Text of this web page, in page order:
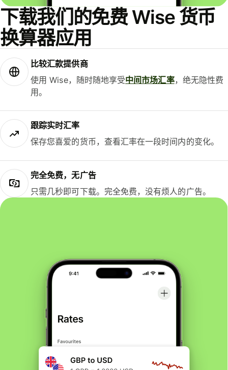
下载我们的免费 Wise 货币
换算器应用
比较汇款提供商
使用 Wise，随时随地享受中间市场汇率，绝无隐性费
用。
跟踪实时汇率
保存您喜爱的货币，查看汇率在一段时间内的变化。
完全免费，无广告
只需几秒即可下载。完全免费，没有烦人的广告。